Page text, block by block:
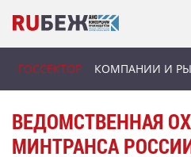
ГОССЕКТОР КОМПАНИИ И
ВЕДОМСТВЕННАЯ
МИНТРАНСА